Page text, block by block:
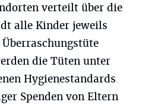
verteilt über die
alle Kinder jeweils
die Tüten unter
Hygienestandards
Spenden von Eltern